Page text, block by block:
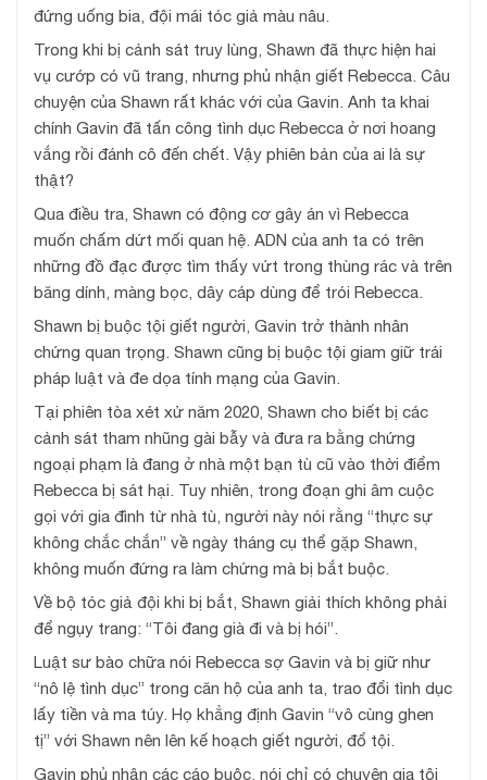
đứng uống bia, đội mái tóc giả màu nâu.
Trong khi bị cảnh sát truy lùng, Shawn đã thực hiện hai
vụ cướp có vũ trang, nhưng phủ nhận giết Rebecca. Câu
chuyện của Shawn rất khác với của Gavin. Anh ta khai
chính Gavin đã tấn công tình dục Rebecca ở nơi hoang
vắng rồi đánh cô đến chết. Vậy phiên bản của ai là sự
thật?
Qua điều tra, Shawn có động cơ gây án vì Rebecca
muốn chấm dứt mối quan hệ. ADN của anh ta có trên
những đồ đạc được tìm thấy vứt trong thùng rác và trên
băng dính, màng bọc, dây cáp dùng để trói Rebecca.
Shawn bị buộc tội giết người, Gavin trở thành nhân
chứng quan trọng. Shawn cũng bị buộc tội giam giữ trái
pháp luật và đe dọa tính mạng của Gavin.
Tại phiên tòa xét xử năm 2020, Shawn cho biết bị các
cảnh sát tham nhũng gài bẫy và đưa ra bằng chứng
ngoại phạm là đang ở nhà một bạn tù cũ vào thời điểm
Rebecca bị sát hại. Tuy nhiên, trong đoạn ghi âm cuộc
gọi với gia đình từ nhà tù, người này nói rằng “thực sự
không chắc chắn” về ngày tháng cụ thể gặp Shawn,
không muốn đứng ra làm chứng mà bị bắt buộc.
Về bộ tóc giả đội khi bị bắt, Shawn giải thích không phải
để ngụy trang: “Tôi đang già đi và bị hói”.
Luật sư bào chữa nói Rebecca sợ Gavin và bị giữ như
“nô lệ tình dục” trong căn hộ của anh ta, trao đổi tình dục
lấy tiền và ma túy. Họ khẳng định Gavin “vô cùng ghen
tị” với Shawn nên lên kế hoạch giết người, đổ tội.
Gavin phủ nhận các cáo buộc, nói chỉ có chuyên gia tội